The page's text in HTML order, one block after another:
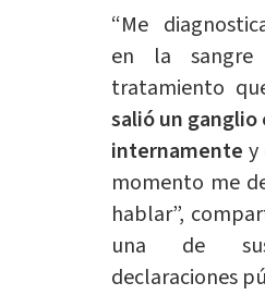
“Me
en la
tratamiento
salió un ganglio
internamente y
momento me
hablar”,
una de
declaraciones